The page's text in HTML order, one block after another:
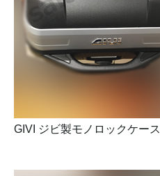
GIVI ジビ製モノロックケース